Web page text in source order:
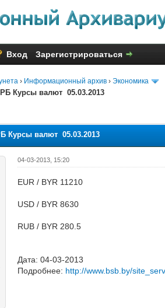
Вход Зарегистрироваться
› Информационный архив › Экономика
Курсы валют 05.03.2013
Курсы валют 05.03.2013
04-03-2013, 15:20
EUR / BYR 11210
USD / BYR 8630
RUB / BYR 280.5
Дата: 04-03-2013
Подробнее: http://www.bsb.by/